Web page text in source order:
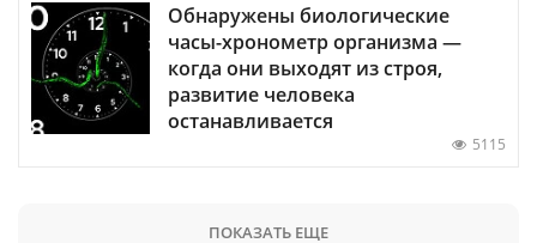
Обнаружены биологические
часы-хронометр организма —
когда они выходят из строя,
развитие человека
останавливается
5115
ПОКАЗАТЬ ЕЩЕ